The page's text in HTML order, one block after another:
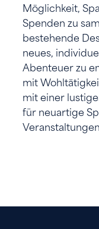
Möglichkeit,
Spenden zu
bestehende
neues,
Abenteuer zu
mit
mit einer
für neuartige